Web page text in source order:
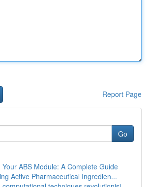
Report Page
Go
Your ABS Module: A Complete Guide
Active Pharmaceutical Ingredien...